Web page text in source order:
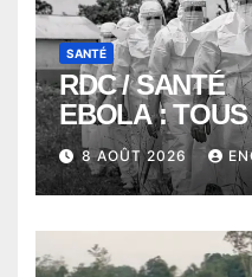
SANTÉ
RDC / SANTÉ
EBOLA :
VONT VERS
ALORS QUE
VERS 2000
8 AOÛT 2026